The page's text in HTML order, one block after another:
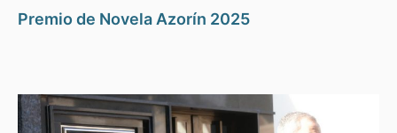
Premio de Novela Azorín 2025